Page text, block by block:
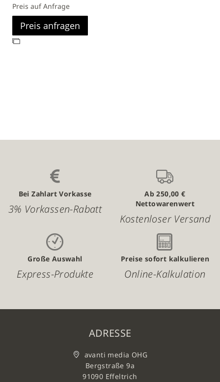
Preis auf Anfrage
Preis anfragen
Zur
Bei Zahlart Vorkasse
3% Vorkassen-Rabatt
Ab 250,00 €
Nettowarenwert
Kostenloser Versand
Große Auswahl
Express-Produkte
Preise sofort kalkulieren
Online-Kalkulation
ADRESSE
avanti media OHG
Bergstraße 9a
91090 Effeltrich